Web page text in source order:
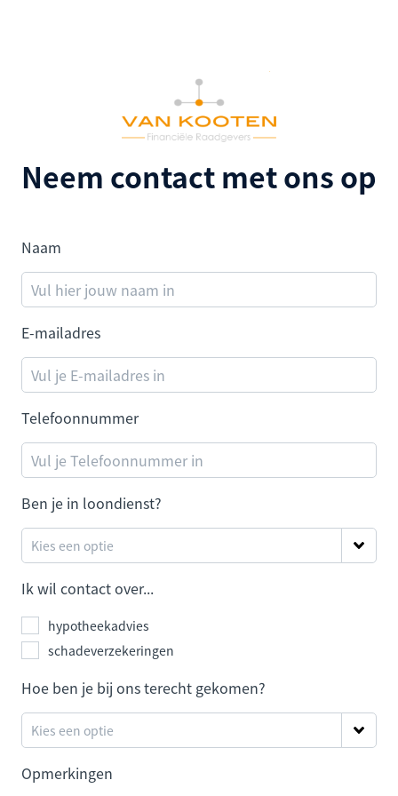
Neem contact met ons op
Naam
E-mailadres
Telefoonnummer
Ben je in loondienst?
Ik wil contact over...
hypotheekadvies
schadeverzekeringen
Hoe ben je bij ons terecht gekomen?
Opmerkingen